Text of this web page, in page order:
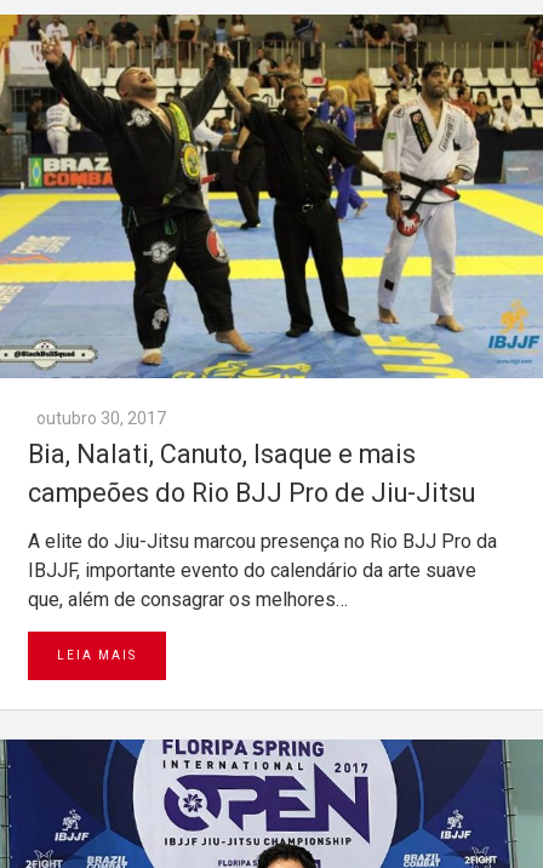
outubro 30, 2017
Bia, Nalati, Canuto, Isaque e mais
campeões do Rio BJJ Pro de Jiu-Jitsu
A elite do Jiu-Jitsu marcou presença no Rio BJJ Pro da
IBJJF, importante evento do calendário da arte suave
que, além de consagrar os melhores…
LEIA MAIS